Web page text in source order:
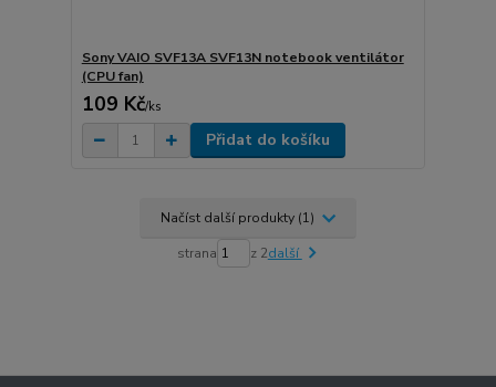
Sony VAIO SVF13A SVF13N notebook ventilátor
(CPU fan)
109 Kč/ks
Přidat do košíku
Načíst další produkty (1)
strana z 2další